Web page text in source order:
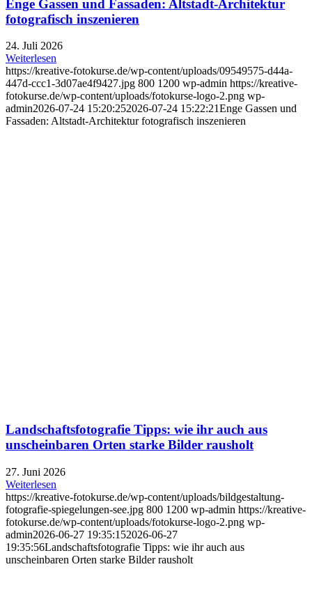
Enge Gassen und Fassaden: Altstadt-Architektur
fotografisch inszenieren
24. Juli 2026
Weiterlesen
https://kreative-fotokurse.de/wp-content/uploads/09549575-d44a-
447d-ccc1-3d07ae4f9427.jpg 800 1200 wp-admin https://kreative-
fotokurse.de/wp-content/uploads/fotokurse-logo-2.png wp-
admin2026-07-24 15:20:252026-07-24 15:22:21Enge Gassen und
Fassaden: Altstadt-Architektur fotografisch inszenieren
Landschaftsfotografie Tipps: wie ihr auch aus
unscheinbaren Orten starke Bilder rausholt
27. Juni 2026
Weiterlesen
https://kreative-fotokurse.de/wp-content/uploads/bildgestaltung-
fotografie-spiegelungen-see.jpg 800 1200 wp-admin https://kreative-
fotokurse.de/wp-content/uploads/fotokurse-logo-2.png wp-
admin2026-06-27 19:35:152026-06-27
19:35:56Landschaftsfotografie Tipps: wie ihr auch aus
unscheinbaren Orten starke Bilder rausholt